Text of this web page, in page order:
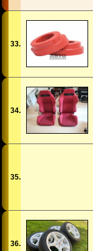
33.
34.
35.
36.